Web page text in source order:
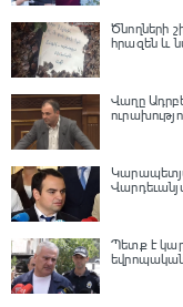
Ծնողների
հրազեն և
Վաղը
Պետք է